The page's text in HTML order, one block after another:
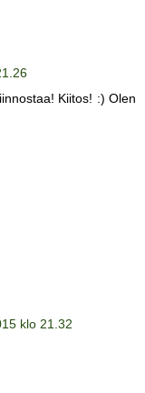
Kiitos! :) Olen
klo 21.32